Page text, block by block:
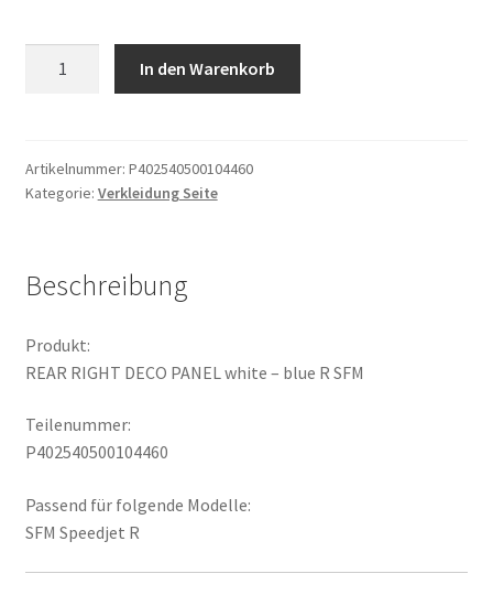
white
-
SFM
In den Warenkorb
Artikelnummer: P402540500104460
Kategorie: Verkleidung Seite
Beschreibung
Produkt:
REAR RIGHT DECO PANEL white – blue R SFM
Teilenummer:
P402540500104460
Passend für folgende Modelle:
SFM Speedjet R